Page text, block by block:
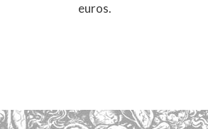
euros.